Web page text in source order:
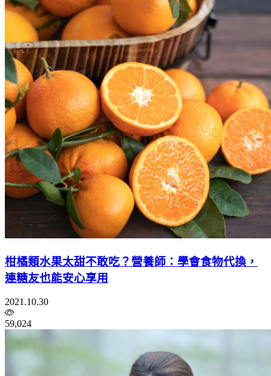
柑橘類水果太甜不敢吃？營養師：學會食物代換，
連糖友也能安心享用
2021.10.30
59,024